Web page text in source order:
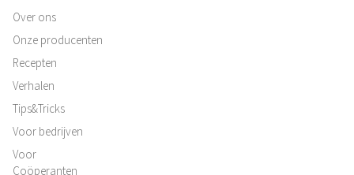
Over ons
Onze producenten
Recepten
Verhalen
Tips&Tricks
Voor bedrijven
Voor
Coöperanten